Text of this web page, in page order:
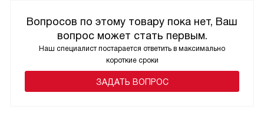
Вопросов по этому товару пока нет, Ваш
вопрос может стать первым.
Наш специалист постарается ответить в максимально
короткие сроки
ЗАДАТЬ ВОПРОС